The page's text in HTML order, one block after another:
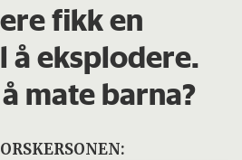
fikk en
å eksplodere.
mate barna?